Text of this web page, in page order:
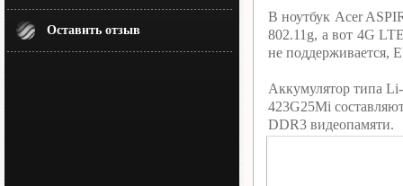
Оставить отзыв
В ноутбук Acer
802.11g, а вот 4G
не поддерживается,
Аккумулятор типа
423G25Mi
DDR3 видеопамяти.